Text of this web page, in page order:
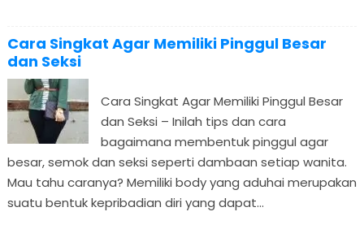
Cara Singkat Agar Memiliki Pinggul Besar
dan Seksi
Cara Singkat Agar Memiliki Pinggul Besar
dan Seksi – Inilah tips dan cara
bagaimana membentuk pinggul agar
besar, semok dan seksi seperti dambaan setiap wanita.
Mau tahu caranya? Memiliki body yang aduhai merupakan
suatu bentuk kepribadian diri yang dapat...